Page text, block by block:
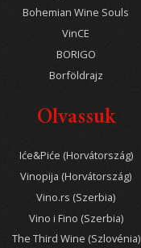
Bohemian Wine Souls
VinCE
BORIGO
Borföldrajz
Olvassuk
Iće&Piće (Horvátország)
Vinopija (Horvátország)
Vino.rs (Szerbia)
Vino i Fino (Szerbia)
The Third Wine (Szlovénia)